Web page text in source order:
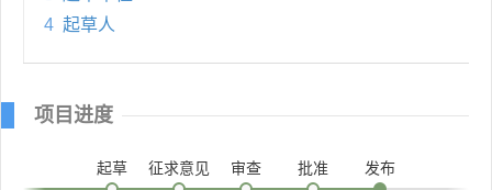
4 起草人
项目进度
起草 征求意见 审查 批准 发布